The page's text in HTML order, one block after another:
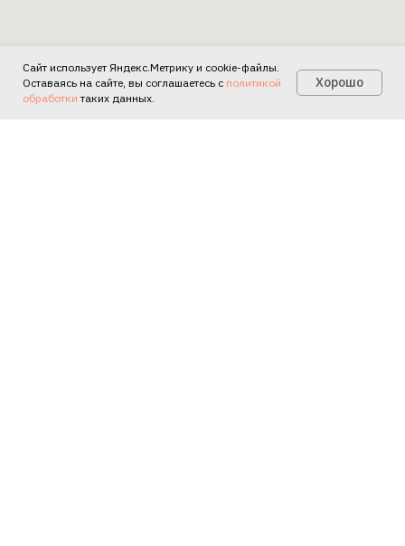
Есть вопросы?
Сайт использует Яндекс.Метрику и cookie-файлы.
Оставаясь на сайте, вы соглашаетесь с политикой
обработки таких данных.
Хорошо